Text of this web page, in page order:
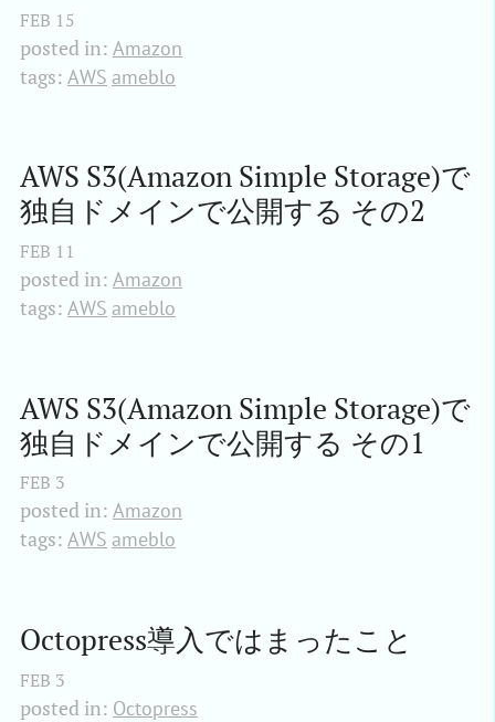
FEB 15
posted in: Amazon
tags: AWS ameblo
AWS S3(Amazon Simple Storage)で
独自ドメインで公開する その2
FEB 11
posted in: Amazon
tags: AWS ameblo
AWS S3(Amazon Simple Storage)で
独自ドメインで公開する その1
FEB 3
posted in: Amazon
tags: AWS ameblo
Octopress導入ではまったこと
FEB 3
posted in: Octopress